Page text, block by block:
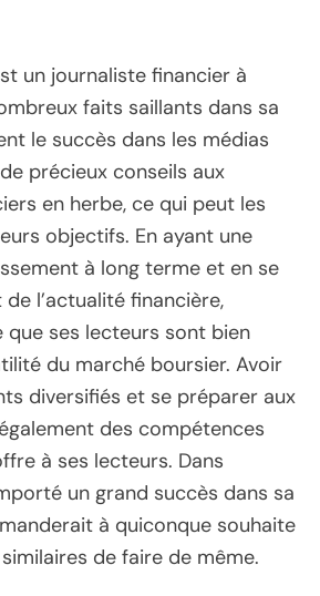
un journaliste financier à
faits saillants dans sa
le succès dans les médias
précieux conseils aux
en herbe, ce qui peut les
objectifs. En ayant une
à long terme et en se
l’actualité financière,
que ses lecteurs sont bien
du marché boursier. Avoir
diversifiés et se préparer aux
des compétences
à ses lecteurs. Dans
un grand succès dans sa
à quiconque souhaite
de faire de même.